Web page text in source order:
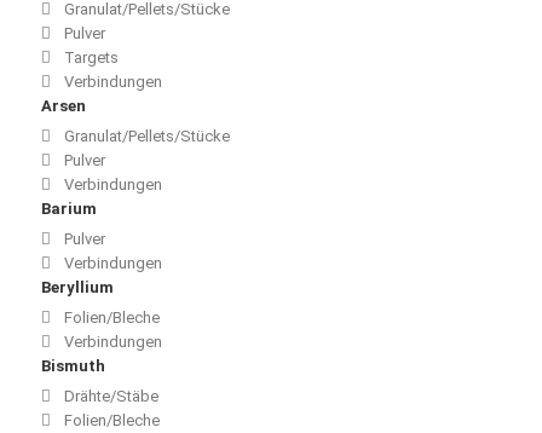
Granulat/Pellets/Stücke
Pulver
Targets
Verbindungen
Arsen
Granulat/Pellets/Stücke
Pulver
Verbindungen
Barium
Pulver
Verbindungen
Beryllium
Folien/Bleche
Verbindungen
Bismuth
Drähte/Stäbe
Folien/Bleche